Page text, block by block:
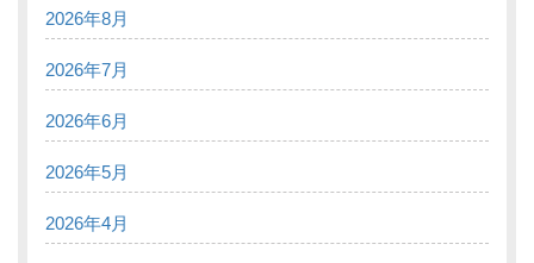
2026年8月
2026年7月
2026年6月
2026年5月
2026年4月